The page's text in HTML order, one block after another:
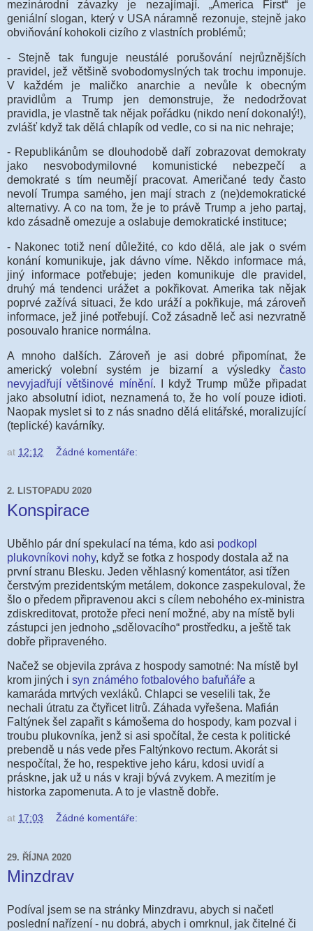
mezinárodní závazky je nezajímají. „America First“ je
geniální slogan, který v USA náramně rezonuje, stejně jako
obviňování kohokoli cizího z vlastních problémů;
- Stejně tak funguje neustálé porušování nejrůznějších
pravidel, jež většině svobodomyslných tak trochu imponuje.
V každém je maličko anarchie a nevůle k obecným
pravidlům a Trump jen demonstruje, že nedodržovat
pravidla, je vlastně tak nějak pořádku (nikdo není dokonalý!),
zvlášť když tak dělá chlapík od vedle, co si na nic nehraje;
- Republikánům se dlouhodobě daří zobrazovat demokraty
jako nesvobodymilovné komunistické nebezpečí a
demokraté s tím neumějí pracovat. Američané tedy často
nevolí Trumpa samého, jen mají strach z (ne)demokratické
alternativy. A co na tom, že je to právě Trump a jeho partaj,
kdo zásadně omezuje a oslabuje demokratické instituce;
- Nakonec totiž není důležité, co kdo dělá, ale jak o svém
konání komunikuje, jak dávno víme. Někdo informace má,
jiný informace potřebuje; jeden komunikuje dle pravidel,
druhý má tendenci urážet a pokřikovat. Amerika tak nějak
poprvé zažívá situaci, že kdo uráží a pokřikuje, má zároveň
informace, jež jiné potřebují. Což zásadně leč asi nezvratně
posouvalo hranice normálna.
A mnoho dalších. Zároveň je asi dobré připomínat, že
americký volební systém je bizarní a výsledky často
nevyjadřují většinové mínění. I když Trump může připadat
jako absolutní idiot, neznamená to, že ho volí pouze idioti.
Naopak myslet si to z nás snadno dělá elitářské, moralizující
(teplické) kavárníky.
at 12:12 Žádné komentáře:
2. LISTOPADU 2020
Konspirace
Uběhlo pár dní spekulací na téma, kdo asi podkopl
plukovníkovi nohy, když se fotka z hospody dostala až na
první stranu Blesku. Jeden věhlasný komentátor, asi tížen
čerstvým prezidentským metálem, dokonce zaspekuloval, že
šlo o předem připravenou akci s cílem nebohého ex-ministra
zdiskreditovat, protože přeci není možné, aby na místě byli
zástupci jen jednoho „sdělovacího“ prostředku, a ještě tak
dobře připraveného.
Načež se objevila zpráva z hospody samotné: Na místě byl
krom jiných i syn známého fotbalového bafuňáře a
kamaráda mrtvých vexláků. Chlapci se veselili tak, že
nechali útratu za čtyřicet litrů. Záhada vyřešena. Mafián
Faltýnek šel zapařit s kámošema do hospody, kam pozval i
troubu plukovníka, jenž si asi spočítal, že cesta k politické
prebendě u nás vede přes Faltýnkovo rectum. Akorát si
nespočítal, že ho, respektive jeho káru, kdosi uvidí a
práskne, jak už u nás v kraji bývá zvykem. A mezitím je
historka zapomenuta. A to je vlastně dobře.
at 17:03 Žádné komentáře:
29. ŘÍJNA 2020
Minzdrav
Podíval jsem se na stránky Minzdravu, abych si načetl
poslední nařízení - nu dobrá, abych i omrknul, jak čitelné či